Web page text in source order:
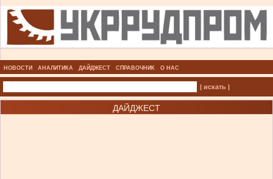
НОВОСТИ АНАЛИТИКА ДАЙДЖЕСТ СПРАВОЧНИК О НАС
| искать |
ДАЙДЖЕСТ